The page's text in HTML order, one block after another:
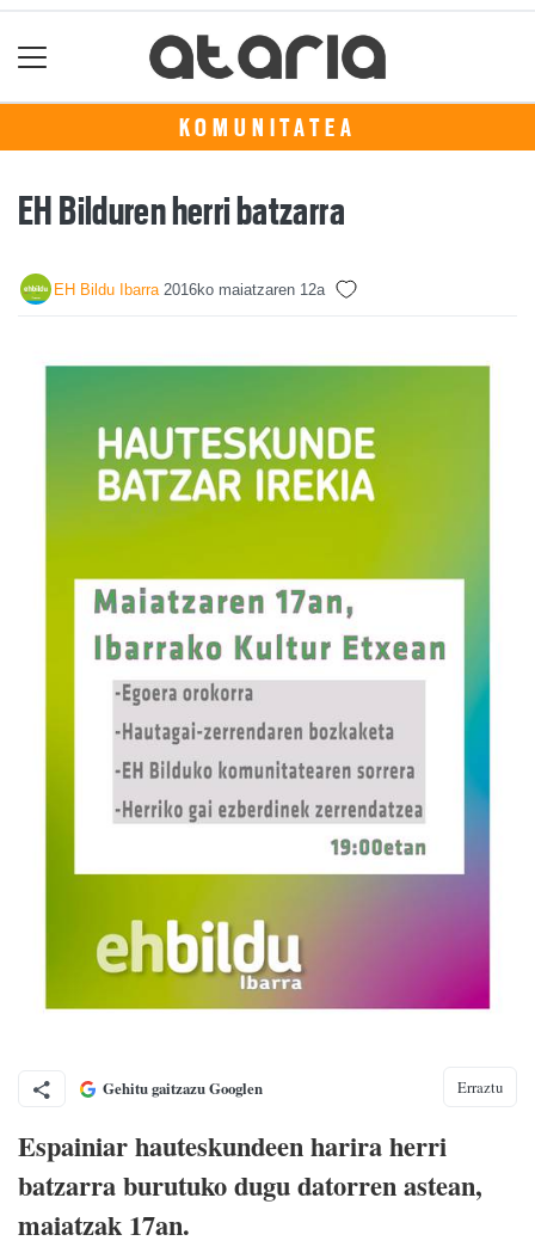
KOMUNITATEA
EH Bilduren herri batzarra
EH Bildu Ibarra 2016ko maiatzaren 12a
Gehitu gaitzazu Googlen Erraztu
Espainiar hauteskundeen harira herri
batzarra burutuko dugu datorren astean,
maiatzak 17an.